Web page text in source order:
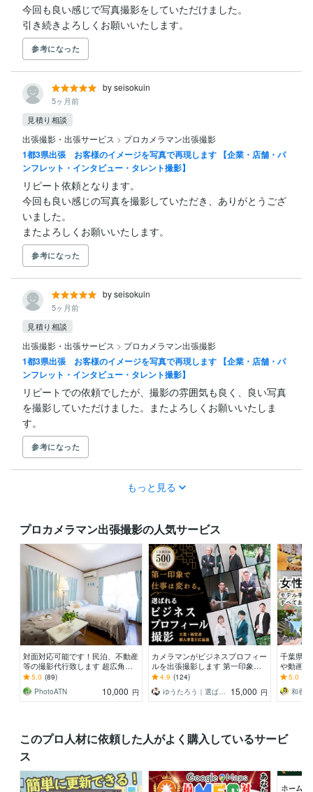
今回も良い感じで写真撮影をしていただけました。
引き続きよろしくお願いいたします。
参考になった
by seisokuin
5ヶ月前
見積り相談
出張撮影・出張サービス > プロカメラマン出張撮影
1都3県出張 お客様のイメージを写真で再現します 【企業・店舗・パ
ンフレット・インタビュー・タレント撮影】
リピート依頼となります。
今回も良い感じの写真を撮影していただき、ありがとうござ
いました。
またよろしくお願いいたします。
参考になった
by seisokuin
5ヶ月前
見積り相談
出張撮影・出張サービス > プロカメラマン出張撮影
1都3県出張 お客様のイメージを写真で再現します 【企業・店舗・パ
ンフレット・インタビュー・タレント撮影】
リピートでの依頼でしたが、撮影の雰囲気も良く、良い写真
を撮影していただけました。またよろしくお願いいたしま
す。
参考になった
もっと見る
プロカメラマン出張撮影の人気サービス
対面対応可能です！民泊、不動産
等の撮影代行致します 超広角レ
ンズ使用＆全画像データ納品
5.0 (89)
PhotoATN
10,000 円
カメラマンがビジネスプロフィー
ルを出張撮影します 第一印象を
変えて、クライアントから選ばれ
る写真をご提案
4.9 (124)
15,000 円
千葉県
や動画
モデル
を撮影
5.0
和香
このプロ人材に依頼した人がよく購入しているサービ
ス